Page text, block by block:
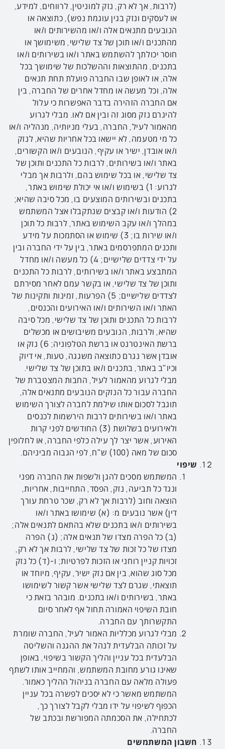
(לרבות, אך לא רק, נזק למוניטין, לרווחים, למידע,
או לעסקים ונזק בגין עוגמת נפש), כתוצאה או
הנובעים מתנאים אלה ו/או מהשירותים ו/או
מהתכנים ו/או תוכן של צד שלישי, משימושך או
חוסר יכולתך להשתמש באתר ו/או בשירותים ו/או
בתכנים, מהתוצאות וההשלכות של שימושך בכל
אלה, או לאופן שבו החברה פועלת תחת תנאים
אלה, וכל מעשה או מחדל אחרים של החברה, בין
אם החברה הזהירה בדבר האפשרות כי עלול
להיגרם נזק מסוג זה ובין אם לאו. מבלי לגרוע
מהאמור לעיל, החברה, בעלי מניותיה, מנהליה ו/או
כל מי מטעמה, לא יישאו בכל אחריות שהיא, לנזק
ו/או אובדן, ישיר או עקיף, הנובעים ו/או הקשורים,
באתר ו/או בשירותים, לרבות כל התכנים ותוכן של
צד שלישי, או בכל שימוש בהם, ולרבות אך מבלי
לגרוע: 1) בשימוש ו/או אי יכולת שימוש באתר,
בתכנים ובשירותים המוצעים בו, מכל סיבה שהיא;
2) הודעות ו/או קבצים שנתקבלו אצל המשתמש
במהלך ו/או עקב השימוש באתר, לרבות כל תוכן
ו/או שירות בו; 3) שימוש או הסתמכות על מידע
ותכנים המתפרסמים באתר, בין על ידי החברה ובין
על ידי צדדים שלישיים; 4) כל מעשה ו/או מחדל
המתבצע באתר ו/או בשירותים, לרבות כל התכנים
ותוכן של צד שלישי, או בקשר עמם לאחר מסירתם
לצדדים שלישיים; 5) הפרעות, זמינות ותקינות של
האתר ו/או השירותים ו/או האירועים והכנסים,
לרבות כל התכנים ותוכן של צד שלישי, מכל סיבה
שהיא, ולרבות, הנובעים משיבושים או מכשלים
ברשת האינטרנט או ברשת הטלפוניה; 6) נזק או
אובדן אשר נגרם כתוצאה משגגה, טעות, אי דיוק
וכיו"ב באתר, בתכנים ו/או בתוכן של צד שלישי.
מבלי לגרוע מהאמור לעיל, החבות המצטברת של
החברה עבור כל הנזקים הנובעים מתנאים אלה,
תוגבל לסכום אותו שילמת לחברה לצורך השימוש
באתר ו/או בשירותים לרבות הירשמות לכנסים
ולאירועים בשלושת (3) החודשים לפני קרות
האירוע, אשר יצר לך עילה כלפי החברה, או לחלופין
סכום של מאה (100) ש"ח, לפי הגבוה מביניהם.
שיפוי
המשתמש מסכים להגן ולשפות את החברה מפני
ונגד כל תביעה, נזק, הפסד, התחייבות, אחריות,
הוצאה וחוב (לרבות אך לא רק, שכר טרחת עורך
דין) אשר נובעים מ: (א) שימושו באתר ו/או
בשירותים ו/או בתכנים שלא בהתאם לתנאים אלה;
(ב) כל הפרה מצדו של תנאים אלה; (ג) הפרה
מצדו של כל זכות של צד שלישי, לרבות אך לא רק,
זכויות קניין רוחני או הזכות לפרטיות; ו-(ד) כל נזק
מכל סוג שהוא, בין אם נזק ישיר, עקיף, מיוחד או
תוצאתי, שגרם לצד שלישי אשר קשור לשימושו
באתר, בשירותים ו/או בתכנים. מובהר בזאת כי
חובת השיפוי האמורה תחול אף לאחר סיום
התקשרותך עם החברה.
מבלי לגרוע מכלליות האמור לעיל, החברה שומרת
על זכותה הבלעדית לנהל את ההגנה והשליטה
הבלעדית בכל עניין והליך הקשור בשיפוי, באופן
שאינו גורע מחובת המשתמש, והמחייב אותו לשתף
פעולה מלאה עם החברה בניהול ההליך כאמור.
המשתמש מאשר כי לא יסכים לפשרה בכל עניין
הכפוף לשיפוי על ידו מבלי לקבל לצורך כך,
לכתחילה, את הסכמתה המפורשת ובכתב של
החברה.
חשבון המשתמשים